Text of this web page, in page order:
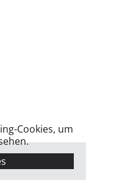
Cookies, um